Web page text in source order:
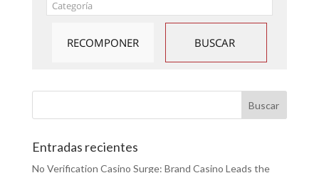
Entradas recientes
No Verification Casino Surge: Brand Casino Leads the